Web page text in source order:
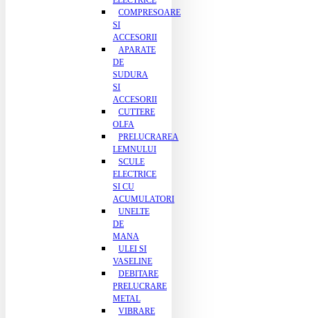
COMPRESOARE
SI
ACCESORII
APARATE
DE
SUDURA
SI
ACCESORII
CUTTERE
OLFA
PRELUCRAREA
LEMNULUI
SCULE
ELECTRICE
SI CU
ACUMULATORI
UNELTE
DE
MANA
ULEI SI
VASELINE
DEBITARE
PRELUCRARE
METAL
VIBRARE